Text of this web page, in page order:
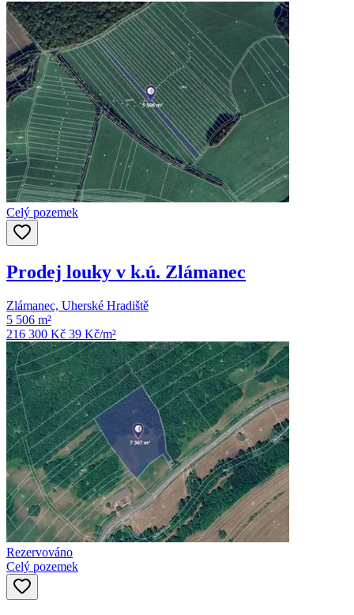
Celý pozemek
Prodej louky v k.ú. Zlámanec
Zlámanec, Uherské Hradiště
5 506 m²
216 300 Kč 39 Kč/m²
Rezervováno
Celý pozemek